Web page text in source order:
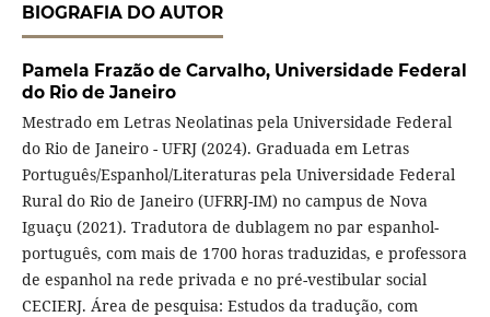
BIOGRAFIA DO AUTOR
Pamela Frazão de Carvalho, Universidade Federal
do Rio de Janeiro
Mestrado em Letras Neolatinas pela Universidade Federal
do Rio de Janeiro - UFRJ (2024). Graduada em Letras
Português/Espanhol/Literaturas pela Universidade Federal
Rural do Rio de Janeiro (UFRRJ-IM) no campus de Nova
Iguaçu (2021). Tradutora de dublagem no par espanhol-
português, com mais de 1700 horas traduzidas, e professora
de espanhol na rede privada e no pré-vestibular social
CECIERJ. Área de pesquisa: Estudos da tradução, com